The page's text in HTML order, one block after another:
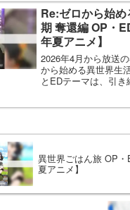
は 中島美嘉 さんが
タイトル...
Re:ゼロから始
期 奪還編 OP・
年夏アニメ】
2026年4月から放送
から始める異世界生
とEDテーマは、引
feat. Ashnikko さん
feat. TK（凛として
異世界ごはん旅 OP
夏アニメ】